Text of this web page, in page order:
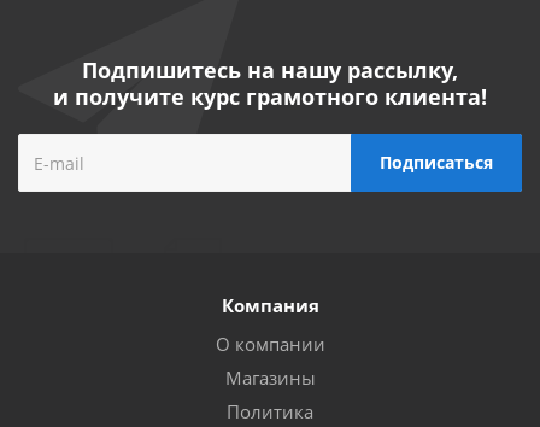
Подпишитесь на нашу рассылку,
и получите курс грамотного клиента!
Компания
О компании
Магазины
Политика